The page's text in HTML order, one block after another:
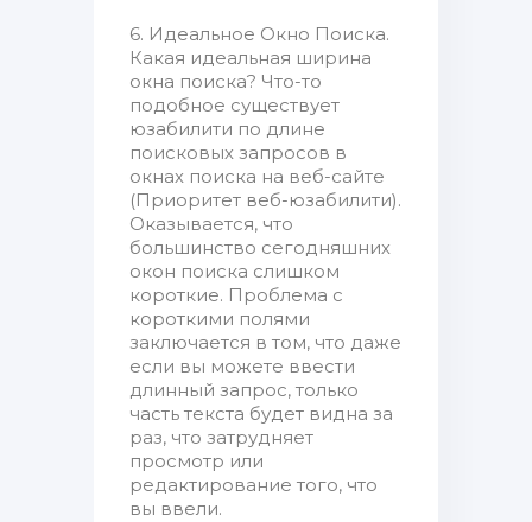
6. Идеальное Окно Поиска.
Какая идеальная ширина
окна поиска? Что-то
подобное существует
юзабилити по длине
поисковых запросов в
окнах поиска на веб-сайте
(Приоритет веб-юзабилити).
Оказывается, что
большинство сегодняшних
окон поиска слишком
короткие. Проблема с
короткими полями
заключается в том, что даже
если вы можете ввести
длинный запрос, только
часть текста будет видна за
раз, что затрудняет
просмотр или
редактирование того, что
вы ввели.